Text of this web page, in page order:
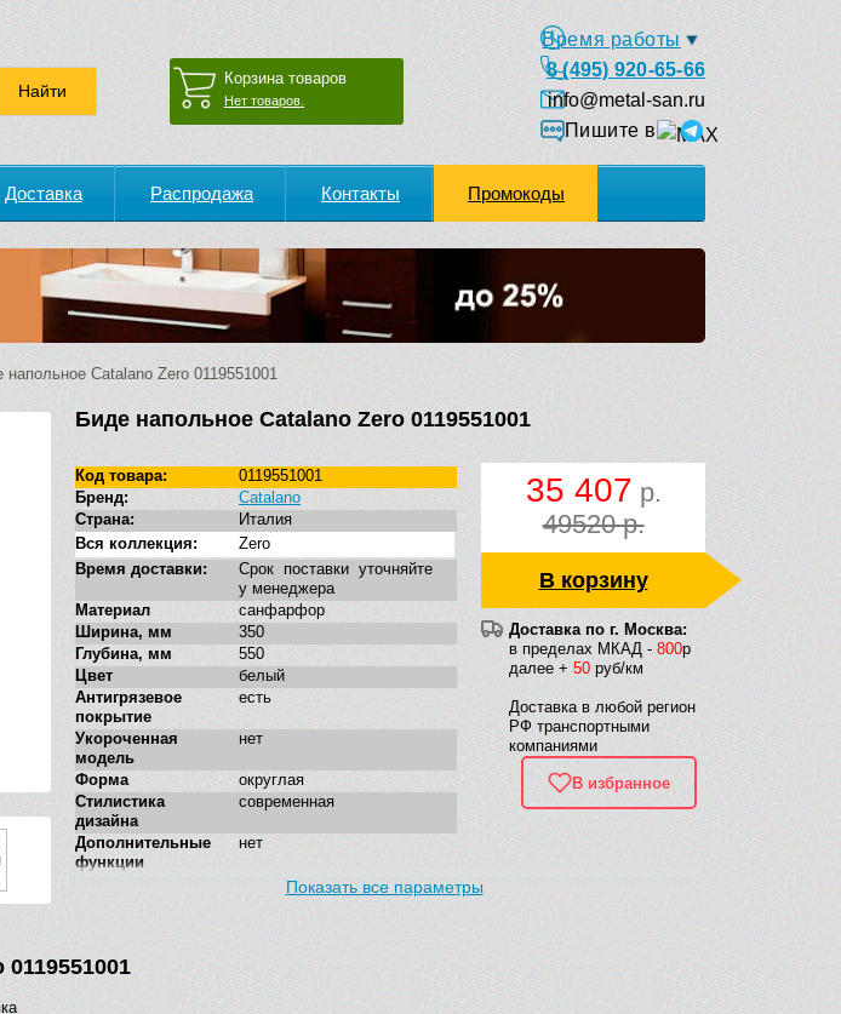
Корзина товаров
Нет товаров.
Время работы
8 (495) 920-65-66
info@metal-san.ru
Пишите в
Доставка Распродажа Контакты Промокоды
Catalano Zero 0119551001
Биде напольное Catalano Zero 0119551001
35 407 р.
49520 р.
В корзину
Доставка по г. Москва:
в пределах МКАД - 800р
далее + 50 руб/км
Доставка в любой регион
РФ транспортными
компаниями
В избранное
Код товара:
0119551001
Бренд:
Catalano
Страна:
Италия
Вся коллекция:
Zero
Время доставки:
Срок поставки уточняйте
у менеджера
Материал
санфарфор
Ширина, мм
350
Глубина, мм
550
Цвет
белый
Антигрязевое
покрытие
есть
Укороченная
модель
нет
Форма
округлая
Стилистика
дизайна
современная
Дополнительные
функции
нет
Показать все параметры